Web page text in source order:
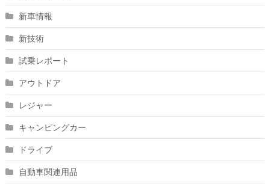
新車情報
新技術
試乗レポート
アウトドア
レジャー
キャンピングカー
ドライブ
自動車関連用品